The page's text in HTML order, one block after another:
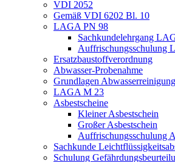
VDI 2052
Gemäß VDI 6202 Bl. 10
LAGA PN 98
Sachkundelehrgang
Auffrischungsschulung
Ersatzbaustoffverordnung
Abwasser-Probenahme
Grundlagen Abwasserreinigung
LAGA M 23
Asbestscheine
Kleiner Asbestschein
Großer Asbestschein
Auffrischungsschulung
Sachkunde
Schulung